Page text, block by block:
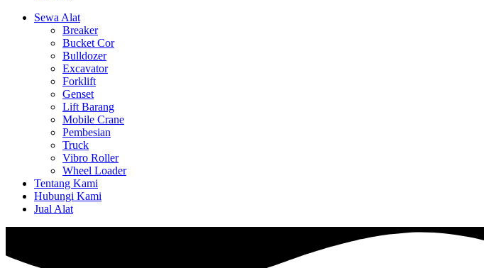
Sewa Alat
Breaker
Bucket Cor
Bulldozer
Excavator
Forklift
Genset
Lift Barang
Mobile Crane
Pembesian
Truck
Vibro Roller
Wheel Loader
Tentang Kami
Hubungi Kami
Jual Alat